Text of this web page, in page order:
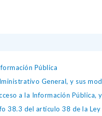
Pública
General, y sus
a la Información
38.3 del artículo 38 de la